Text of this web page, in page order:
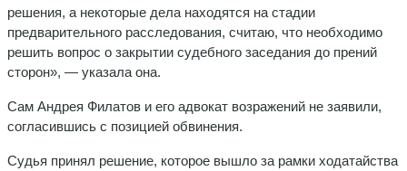
решения, а некоторые дела находятся на стадии
предварительного расследования, считаю, что необходимо
решить вопрос о закрытии судебного заседания до прений
сторон», — указала она.
Сам Андрея Филатов и его адвокат возражений не заявили,
согласившись с позицией обвинения.
Судья принял решение, которое вышло за рамки ходатайства